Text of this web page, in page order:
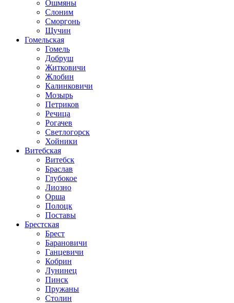
Ошмяны
Слоним
Сморгонь
Щучин
Гомельская
Гомель
Добруш
Житковичи
Жлобин
Калинковичи
Мозырь
Петриков
Речица
Рогачев
Светлогорск
Хойники
Витебская
Витебск
Браслав
Глубокое
Лиозно
Орша
Полоцк
Поставы
Брестская
Брест
Барановичи
Ганцевичи
Кобрин
Лунинец
Пинск
Пружаны
Столин